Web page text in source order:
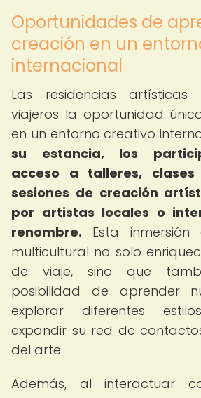
Oportunidades de
creación en un
internacional
Las residencias
viajeros la oportunidad
en un entorno creativo
su estancia, los
acceso a talleres,
sesiones de creación
por artistas locales o
renombre. Esta
multicultural no solo
de viaje, sino que
posibilidad de aprender
explorar diferentes
expandir su red de
del arte.
Además, al interactuar